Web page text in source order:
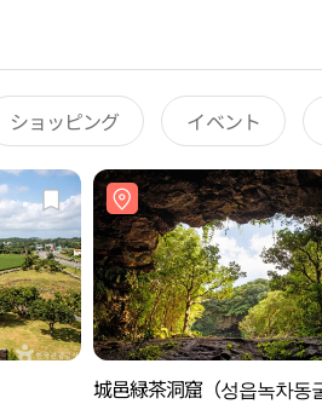
ショッピング イベント
城邑緑茶洞窟（성읍녹차동